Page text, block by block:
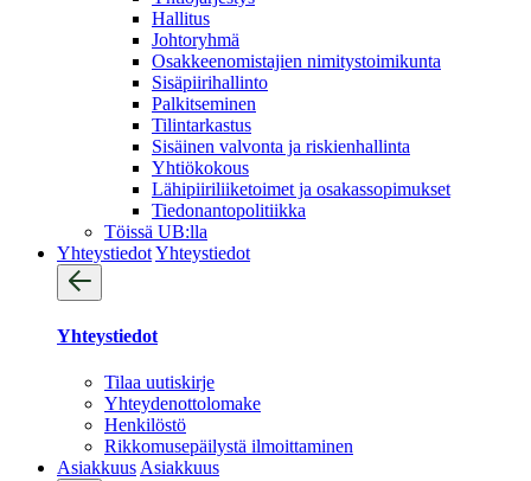
Hallitus
Johtoryhmä
Osakkeenomistajien nimitystoimikunta
Sisäpiirihallinto
Palkitseminen
Tilintarkastus
Sisäinen valvonta ja riskienhallinta
Yhtiökokous
Lähipiiriliiketoimet ja osakassopimukset
Tiedonantopolitiikka
Töissä UB:lla
YhteystiedotYhteystiedot
Yhteystiedot
Tilaa uutiskirje
Yhteydenotto­lomake
Henkilöstö
Rikkomusepäilystä ilmoittaminen
Asiakkuus Asiakkuus